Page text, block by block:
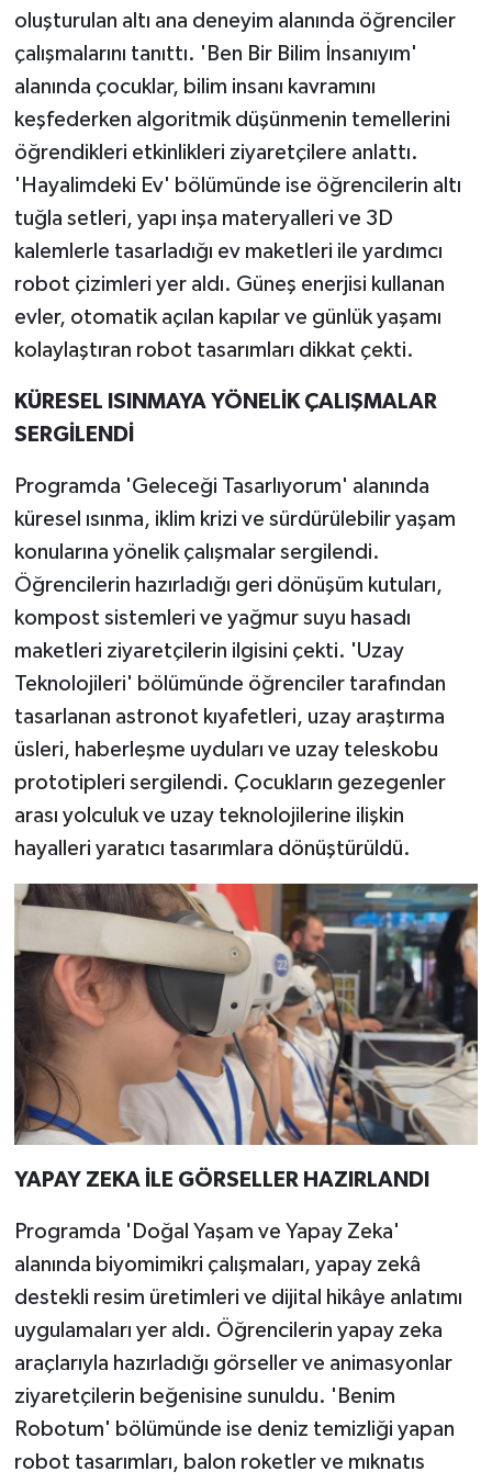
oluşturulan altı ana deneyim alanında öğrenciler
çalışmalarını tanıttı. 'Ben Bir Bilim İnsanıyım'
alanında çocuklar, bilim insanı kavramını
keşfederken algoritmik düşünmenin temellerini
öğrendikleri etkinlikleri ziyaretçilere anlattı.
'Hayalimdeki Ev' bölümünde ise öğrencilerin altı
tuğla setleri, yapı inşa materyalleri ve 3D
kalemlerle tasarladığı ev maketleri ile yardımcı
robot çizimleri yer aldı. Güneş enerjisi kullanan
evler, otomatik açılan kapılar ve günlük yaşamı
kolaylaştıran robot tasarımları dikkat çekti.
KÜRESEL ISINMAYA YÖNELİK ÇALIŞMALAR
SERGİLENDİ
Programda 'Geleceği Tasarlıyorum' alanında
küresel ısınma, iklim krizi ve sürdürülebilir yaşam
konularına yönelik çalışmalar sergilendi.
Öğrencilerin hazırladığı geri dönüşüm kutuları,
kompost sistemleri ve yağmur suyu hasadı
maketleri ziyaretçilerin ilgisini çekti. 'Uzay
Teknolojileri' bölümünde öğrenciler tarafından
tasarlanan astronot kıyafetleri, uzay araştırma
üsleri, haberleşme uyduları ve uzay teleskobu
prototipleri sergilendi. Çocukların gezegenler
arası yolculuk ve uzay teknolojilerine ilişkin
hayalleri yaratıcı tasarımlara dönüştürüldü.
YAPAY ZEKA İLE GÖRSELLER HAZIRLANDI
Programda 'Doğal Yaşam ve Yapay Zeka'
alanında biyomimikri çalışmaları, yapay zekâ
destekli resim üretimleri ve dijital hikâye anlatımı
uygulamaları yer aldı. Öğrencilerin yapay zeka
araçlarıyla hazırladığı görseller ve animasyonlar
ziyaretçilerin beğenisine sunuldu. 'Benim
Robotum' bölümünde ise deniz temizliği yapan
robot tasarımları, balon roketler ve mıknatıs